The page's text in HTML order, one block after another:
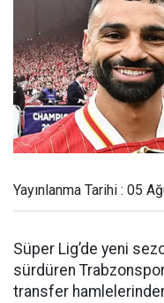
Yayınlanma Tarihi : 05
Süper Lig’de yeni
sürdüren
transfer